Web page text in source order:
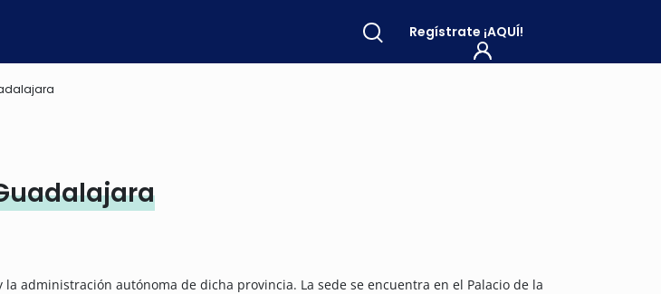
Regístrate ¡AQUÍ!
administración autónoma de dicha provincia. La sede se encuentra en el Palacio de la